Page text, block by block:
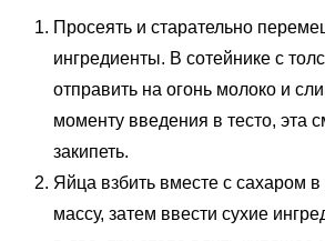
Просеять и старательно
ингредиенты. В сотейнике с
отправить на огонь молоко и
моменту введения в тесто, эта
закипеть.
Яйца взбить вместе с сахаром
массу, затем ввести сухие